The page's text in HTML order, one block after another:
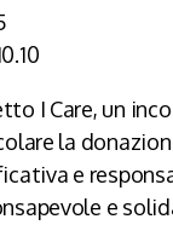
I Care, un
la
e
e